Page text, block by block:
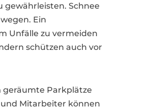
gewährleisten. Schnee
Ein
Unfälle zu vermeiden
schützen auch vor
Parkplätze
Mitarbeiter können